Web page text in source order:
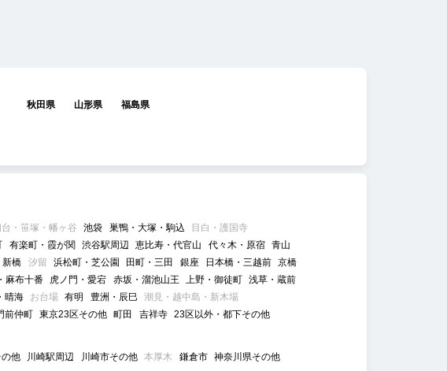
秋田県 山形県 福島県
・笹塚・幡ヶ谷 池袋 巣鴨・大塚・駒込
目白・護国寺
有楽町・霞が関 渋谷駅周辺 恵比寿・代官山 代々木・原宿 青山
新橋 汐留 浜松町・芝公園 田町・三田 銀座 日本橋・三越前
京橋
麻布十番 虎ノ門・愛宕 赤坂・溜池山王 上野・御徒町 浅草・蔵前
晴海 お台場 有明 豊洲・辰巳
潮見・越中島・新木場
前仲町 東京23区その他 町田 吉祥寺 23区以外・都下その他
他 川崎駅周辺 川崎市その他 本厚木 鎌倉市 神奈川県その他